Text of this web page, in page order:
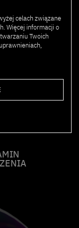
celach związane
Więcej informacji o
Twoich